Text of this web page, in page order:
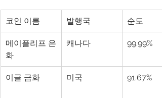
코인 이름 발행국 순도
메이플리프 은
화
캐나다 99.99%
이글 금화 미국 91.67%